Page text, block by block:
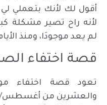
أقول لك لأنك بتعملي
لأنه راح تصير مشكلة
لم يعد موجودَا، ومنذ
قصة اختفاء
تعود قصة اختفاء